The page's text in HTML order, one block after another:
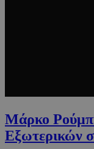
Μάρκο
Εξωτερικών